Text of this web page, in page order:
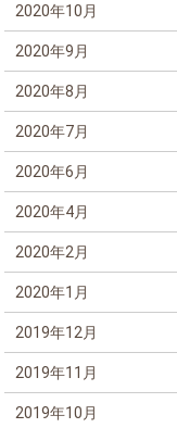
2020年10月
2020年9月
2020年8月
2020年7月
2020年6月
2020年4月
2020年2月
2020年1月
2019年12月
2019年11月
2019年10月